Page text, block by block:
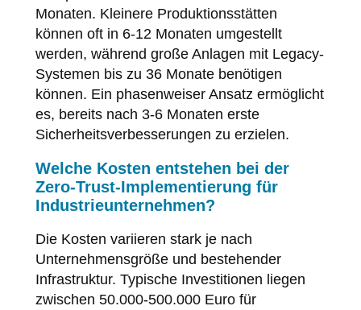
Monaten. Kleinere Produktionsstätten
können oft in 6-12 Monaten umgestellt
werden, während große Anlagen mit Legacy-
Systemen bis zu 36 Monate benötigen
können. Ein phasenweiser Ansatz ermöglicht
es, bereits nach 3-6 Monaten erste
Sicherheitsverbesserungen zu erzielen.
Welche Kosten entstehen bei der
Zero-Trust-Implementierung für
Industrieunternehmen?
Die Kosten variieren stark je nach
Unternehmensgröße und bestehender
Infrastruktur. Typische Investitionen liegen
zwischen 50.000-500.000 Euro für